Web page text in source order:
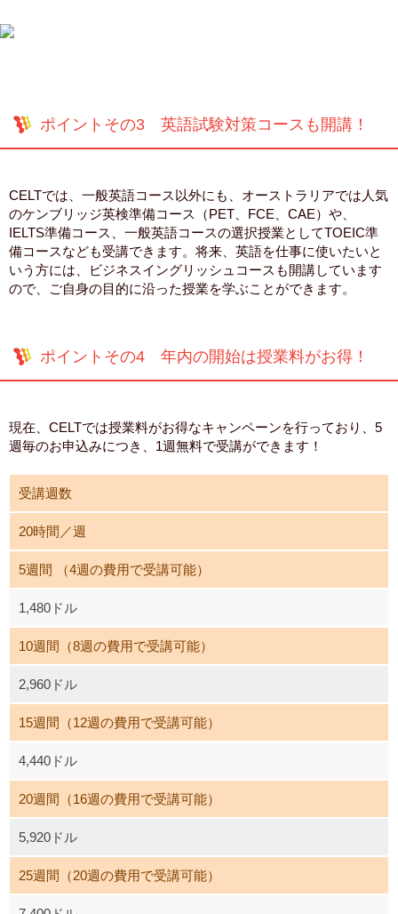
ポイントその3 英語試験対策コースも開講！
CELTでは、一般英語コース以外にも、オーストラリアでは人気
のケンブリッジ英検準備コース（PET、FCE、CAE）や、
IELTS準備コース、一般英語コースの選択授業としてTOEIC準
備コースなども受講できます。将来、英語を仕事に使いたいと
いう方には、ビジネスイングリッシュコースも開講しています
ので、ご自身の目的に沿った授業を学ぶことができます。
ポイントその4 年内の開始は授業料がお得！
現在、CELTでは授業料がお得なキャンペーンを行っており、5
週毎のお申込みにつき、1週無料で受講ができます！
受講週数
20時間／週
5週間 （4週の費用で受講可能）
1,480ドル
10週間（8週の費用で受講可能）
2,960ドル
15週間（12週の費用で受講可能）
4,440ドル
20週間（16週の費用で受講可能）
5,920ドル
25週間（20週の費用で受講可能）